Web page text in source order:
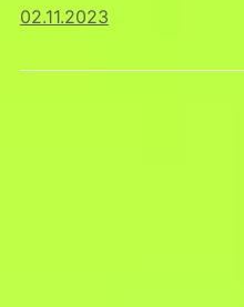
02.11.2023